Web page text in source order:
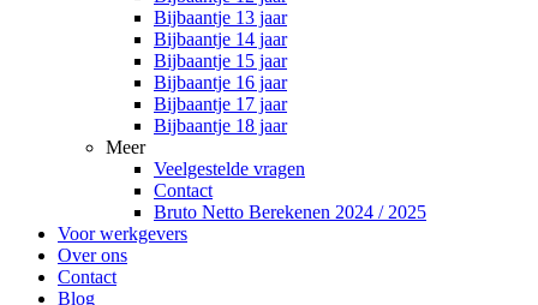
Bijbaantje 13 jaar
Bijbaantje 14 jaar
Bijbaantje 15 jaar
Bijbaantje 16 jaar
Bijbaantje 17 jaar
Bijbaantje 18 jaar
Meer
Veelgestelde vragen
Contact
Bruto Netto Berekenen 2024 / 2025
Voor werkgevers
Over ons
Contact
Blog